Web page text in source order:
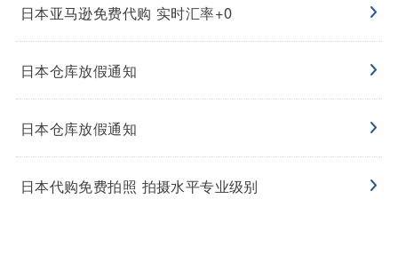
日本亚马逊免费代购 实时汇率+0
日本仓库放假通知
日本仓库放假通知
日本代购免费拍照 拍摄水平专业级别